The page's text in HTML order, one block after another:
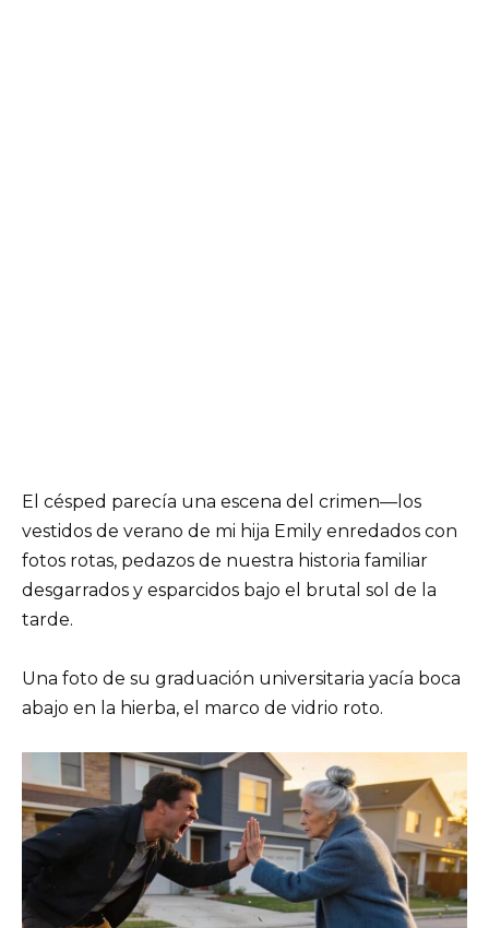
El césped parecía una escena del crimen—los
vestidos de verano de mi hija Emily enredados con
fotos rotas, pedazos de nuestra historia familiar
desgarrados y esparcidos bajo el brutal sol de la
tarde.
Una foto de su graduación universitaria yacía boca
abajo en la hierba, el marco de vidrio roto.